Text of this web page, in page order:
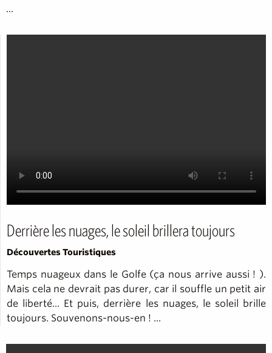
...
Derrière les nuages, le soleil brillera toujours
Découvertes Touristiques
Temps nuageux dans le Golfe (ça nous arrive aussi ! ).
Mais cela ne devrait pas durer, car il souffle un petit air
de liberté... Et puis, derrière les nuages, le soleil brille
toujours. Souvenons-nous-en ! ...